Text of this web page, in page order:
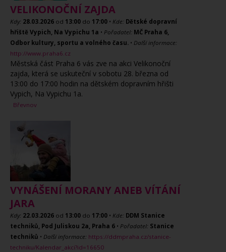
VELIKONOČNÍ ZAJDA
Kdy: 28.03.2026 od 13:00 do 17:00 • Kde: Dětské dopravní
hřiště Vypich, Na Vypichu 1a • Pořadatel: MČ Praha 6,
Odbor kultury, sportu a volného času. • Další informace:
http://www.praha6.cz
Městská část Praha 6 vás zve na akci Velikonoční
zajda, která se uskuteční v sobotu 28. března od
13:00 do 17:00 hodin na dětském dopravním hřišti
Vypich, Na Vypichu 1a.
Břevnov
VYNÁŠENÍ MORANY ANEB VÍTÁNÍ
JARA
Kdy: 22.03.2026 od 13:00 do 17:00 • Kde: DDM Stanice
techniků, Pod Juliskou 2a, Praha 6 • Pořadatel: Stanice
techniků • Další informace: https://ddmpraha.cz/stanice-
techniku/Kalendar_akci?id=16650